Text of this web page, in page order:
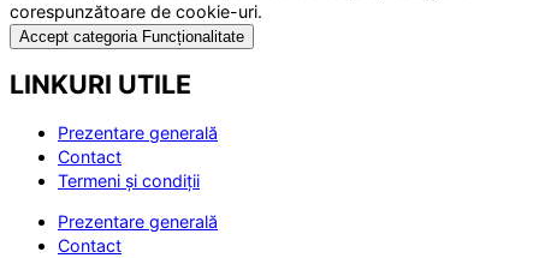
corespunzătoare de cookie-uri.
Accept categoria Funcționalitate
LINKURI UTILE
Prezentare generală
Contact
Termeni și condiții
Prezentare generală
Contact